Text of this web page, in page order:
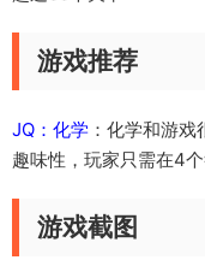
游戏推荐
JQ：化学 ：化学和游
趣味性，玩家只需在4
游戏截图